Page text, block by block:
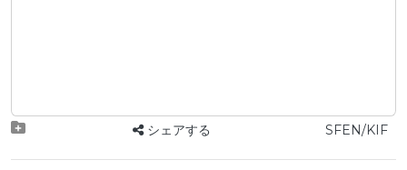
シェアする SFEN/KIF